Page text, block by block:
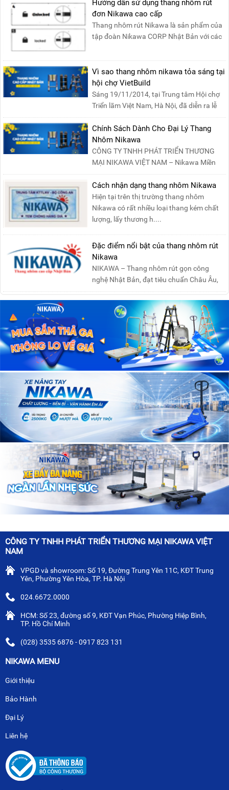
Hướng dẫn sử dụng thang nhôm rút
đơn Nikawa cao cấp
Thang nhôm rút Nikawa là sản phẩm của
tập đoàn Nikawa CORP Nhật Bản với các
Vì sao thang nhôm nikawa tỏa sáng tại
hội chợ VietBuild
Sáng 19/11/2014, tại Trung tâm Hội chợ
Triển lãm Việt Nam, Hà Nội, đã diễn ra lễ
khai mạc “Triể....
Chính Sách Dành Cho Đại Lý Thang
Nhôm Nikawa
CÔNG TY TNHH PHÁT TRIỂN THƯƠNG
MẠI NIKAWA VIỆT NAM – Nikawa Miền
Bắc: Số 19, Đường Trung ....
Cách nhận dạng thang nhôm Nikawa
Hiện tại trên thị trường thang nhôm
Nikawa có rất nhiều loại thang kém chất
lượng, lấy thương h....
Đặc điểm nổi bật của thang nhôm rút
Nikawa
NIKAWA – Thang nhôm rút gọn công
nghệ Nhật Bản, đạt tiêu chuẩn Châu Âu,
đảm bảo sự an toàn tuy....
CÔNG TY TNHH PHÁT TRIỂN THƯƠNG MẠI NIKAWA VIỆT
NAM
VPGD và showroom: Số 19, Đường Trung Yên 11C, KĐT Trung
Yên, Phường Yên Hòa, TP. Hà Nội
024.6672.0000
HCM: Số 23, đường số 9, KĐT Vạn Phúc, Phường Hiệp Bình,
TP. Hồ Chí Minh
(028) 3535 6876 - 0917 823 131
NIKAWA MENU
Giới thiệu
Bảo Hành
Đại Lý
Liên hệ